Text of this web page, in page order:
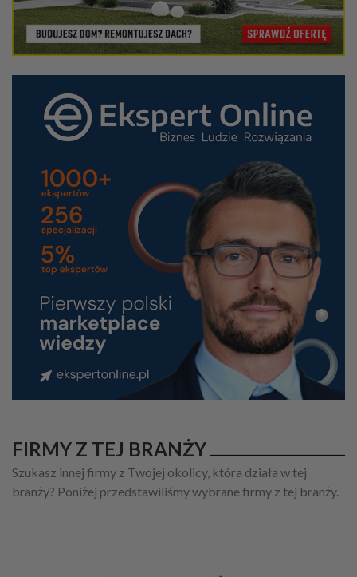
FIRMY Z TEJ BRANŻY
Szukasz innej firmy z Twojej okolicy, która działa w tej
branży? Poniżej przedstawiliśmy wybrane firmy z tej branży.